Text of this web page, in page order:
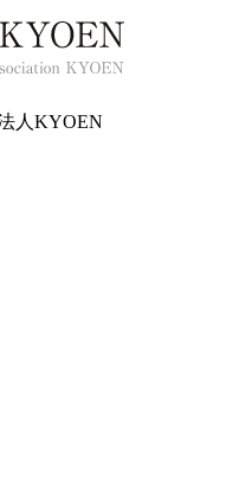
人KYOEN